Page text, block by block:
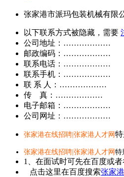
张家港市派玛包装机械有限
以下联系方式被隐藏，需要
公司地址：………………
邮政编码：………………
联系电话：………………
联系手机：………………
联 系 人：………………
传 真：………………
电子邮箱：………………
公司网址：………………
张家港在线招聘|张家港人才网 特
张家港在线招聘|张家港人才网 特
1、在面试时可先在百度或
点击这里在百度搜索张家